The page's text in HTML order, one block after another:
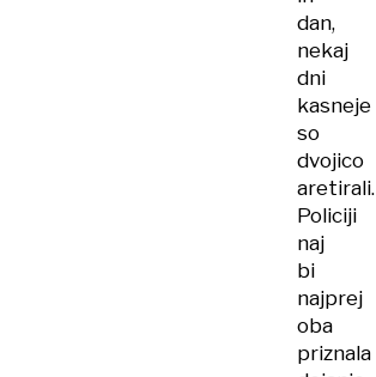
dan,
nekaj
dni
kasneje
so
dvojico
aretirali.
Policiji
naj
bi
najprej
oba
priznala